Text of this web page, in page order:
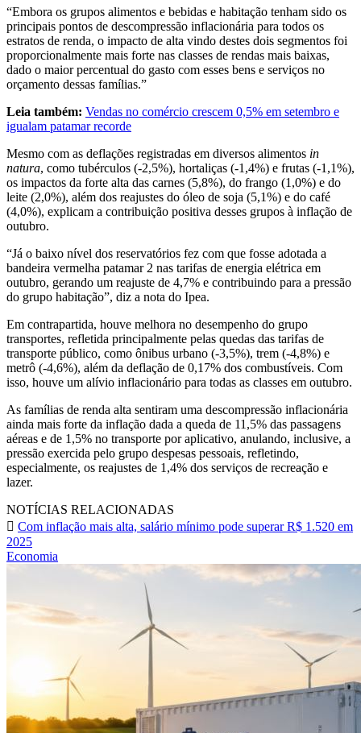
“Embora os grupos alimentos e bebidas e habitação tenham sido os
principais pontos de descompressão inflacionária para todos os
estratos de renda, o impacto de alta vindo destes dois segmentos foi
proporcionalmente mais forte nas classes de rendas mais baixas,
dado o maior percentual do gasto com esses bens e serviços no
orçamento dessas famílias.”
Leia também: Vendas no comércio crescem 0,5% em setembro e
igualam patamar recorde
Mesmo com as deflações registradas em diversos alimentos in
natura, como tubérculos (-2,5%), hortaliças (-1,4%) e frutas (-1,1%),
os impactos da forte alta das carnes (5,8%), do frango (1,0%) e do
leite (2,0%), além dos reajustes do óleo de soja (5,1%) e do café
(4,0%), explicam a contribuição positiva desses grupos à inflação de
outubro.
“Já o baixo nível dos reservatórios fez com que fosse adotada a
bandeira vermelha patamar 2 nas tarifas de energia elétrica em
outubro, gerando um reajuste de 4,7% e contribuindo para a pressão
do grupo habitação”, diz a nota do Ipea.
Em contrapartida, houve melhora no desempenho do grupo
transportes, refletida principalmente pelas quedas das tarifas de
transporte público, como ônibus urbano (-3,5%), trem (-4,8%) e
metrô (-4,6%), além da deflação de 0,17% dos combustíveis. Com
isso, houve um alívio inflacionário para todas as classes em outubro.
As famílias de renda alta sentiram uma descompressão inflacionária
ainda mais forte da inflação dada a queda de 11,5% das passagens
aéreas e de 1,5% no transporte por aplicativo, anulando, inclusive, a
pressão exercida pelo grupo despesas pessoais, refletindo,
especialmente, os reajustes de 1,4% dos serviços de recreação e
lazer.
NOTÍCIAS RELACIONADAS
Com inflação mais alta, salário mínimo pode superar R$ 1.520 em
2025
Economia